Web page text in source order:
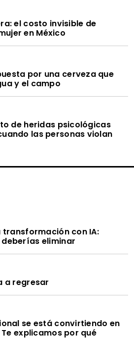
el costo invisible de
en México
por una cerveza que
y el campo
de heridas psicológicas
las personas violan
transformación con IA:
eliminar
a regresar
se está convirtiendo en
explicamos por qué